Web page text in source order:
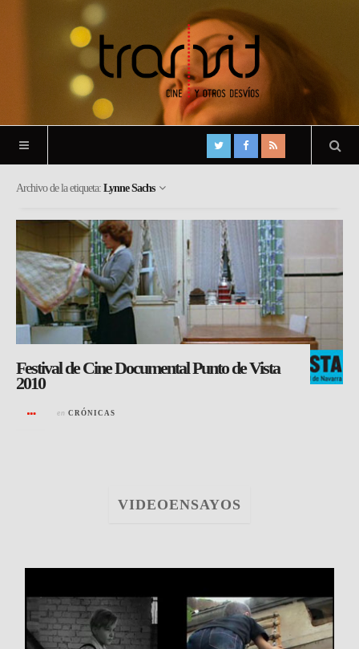
Archivo de la etiqueta: Lynne Sachs
Festival de Cine Documental Punto de Vista
2010
en CRÓNICAS
VIDEOENSAYOS